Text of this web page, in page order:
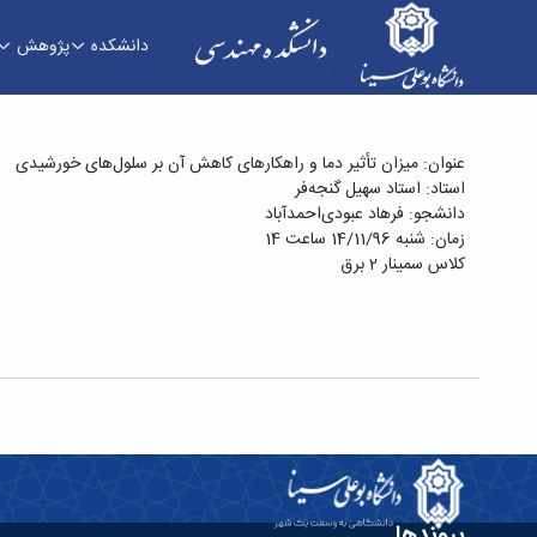
دانشکده پژوهش
سمینار کارشناسی ارشد آقای فرهاد
عنوان: میزان تأثیر دما و راهکارهای کاهش آن بر سلول‌های خورشیدی
استاد: استاد سهیل گنجه‌فر
دانشجو: فرهاد عبودی‌احمدآباد
زمان: شنبه 14/11/96 ساعت 14
کلاس سمینار 2 برق